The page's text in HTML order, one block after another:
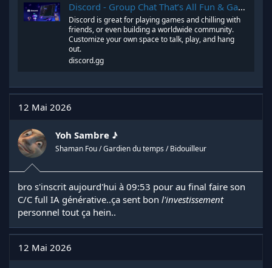
Discord - Group Chat That’s All Fun & Games
Discord is great for playing games and chilling with
friends, or even building a worldwide community.
Customize your own space to talk, play, and hang
out.
discord.gg
12 Mai 2026
Yoh Sambre ♪
Shaman Fou / Gardien du temps / Bidouilleur
bro s'inscrit aujourd'hui à 09:53 pour au final faire son
C/C full IA générative..ça sent bon l'investissement
personnel tout ça hein..
12 Mai 2026